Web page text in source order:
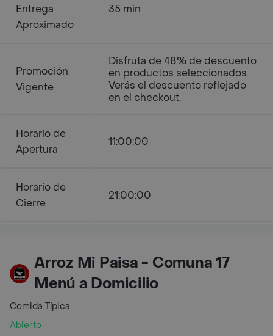
Entrega
Aproximado
35 min
Promoción
Vigente
Disfruta de 48% de descuento
en productos seleccionados.
Verás el descuento reflejado
en el checkout.
Horario de
Apertura
11:00:00
Horario de
Cierre
21:00:00
Arroz Mi Paisa - Comuna 17
Menú a Domicilio
Comida Típica
Abierto